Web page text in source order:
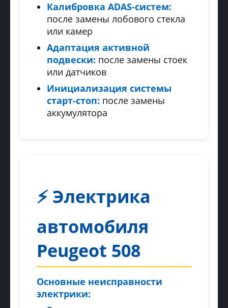
Калибровка ADAS-систем:
после замены лобового стекла
или камер
Адаптация активной
подвески: после замены стоек
или датчиков
Инициализация системы
старт-стоп: после замены
аккумулятора
⚡️ Электрика
автомобиля
Peugeot 508
Основные неисправности
электрики: